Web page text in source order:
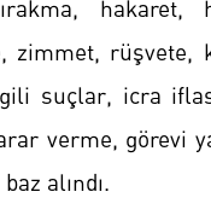
hakaret,
rüşvete,
suçlar, icra
verme, görevi
alındı.